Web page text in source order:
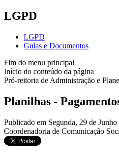
LGPD
LGPD
Guias e Documentos
Fim do menu principal
Início do conteúdo da página
Pró-reitoria de Administração e
Planilhas -
Publicado em Segunda, 29 de
Coordenadoria de Comunicação